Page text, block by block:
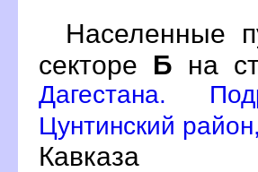
Населенные
секторе Б на
Дагестана.
Цунтинский
Кавказа